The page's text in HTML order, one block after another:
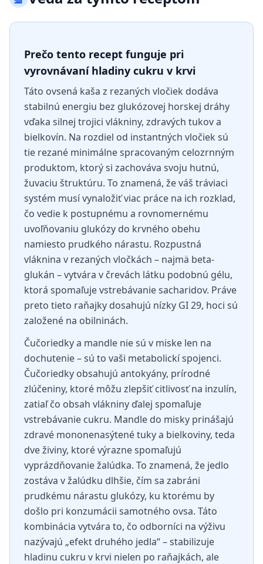
Prečo tento recept funguje pri
vyrovnávaní hladiny cukru v krvi
Táto ovsená kaša z rezaných vločiek dodáva
stabilnú energiu bez glukózovej horskej dráhy
vďaka silnej trojici vlákniny, zdravých tukov a
bielkovín. Na rozdiel od instantných vločiek sú
tie rezané minimálne spracovaným celozrnným
produktom, ktorý si zachováva svoju hutnú,
žuvaciu štruktúru. To znamená, že váš tráviaci
systém musí vynaložiť viac práce na ich rozklad,
čo vedie k postupnému a rovnomernému
uvoľňovaniu glukózy do krvného obehu
namiesto prudkého nárastu. Rozpustná
vláknina v rezaných vločkách – najmä beta-
glukán – vytvára v črevách látku podobnú gélu,
ktorá spomaľuje vstrebávanie sacharidov. Práve
preto tieto raňajky dosahujú nízky GI 29, hoci sú
založené na obilninách.
Čučoriedky a mandle nie sú v miske len na
dochutenie – sú to vaši metabolickí spojenci.
Čučoriedky obsahujú antokyány, prírodné
zlúčeniny, ktoré môžu zlepšiť citlivosť na inzulín,
zatiaľ čo obsah vlákniny ďalej spomaľuje
vstrebávanie cukru. Mandle do misky prinášajú
zdravé mononenasýtené tuky a bielkoviny, teda
dve živiny, ktoré výrazne spomaľujú
vyprázdňovanie žalúdka. To znamená, že jedlo
zostáva v žalúdku dlhšie, čím sa zabráni
prudkému nárastu glukózy, ku ktorému by
došlo pri konzumácii samotného ovsa. Táto
kombinácia vytvára to, čo odborníci na výživu
nazývajú „efekt druhého jedla“ – stabilizuje
hladinu cukru v krvi nielen po raňajkách, ale